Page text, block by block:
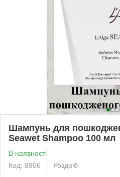
Шампунь для
Seawet Shampoo 100 мл
В наявності
Код: 8906
Роздріб